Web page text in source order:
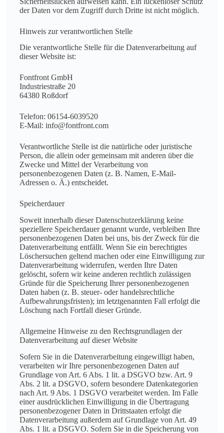
der Daten vor dem Zugriff durch Dritte ist nicht möglich.
Hinweis zur verantwortlichen Stelle
Die verantwortliche Stelle für die Datenverarbeitung auf
dieser Website ist:
Fontfront GmbH
Industriestraße 20
64380 Roßdorf
Telefon: 06154-6039520
E-Mail: info@fontfront.com
Verantwortliche Stelle ist die natürliche oder juristische
Person, die allein oder gemeinsam mit anderen über die
Zwecke und Mittel der Verarbeitung von
personenbezogenen Daten (z. B. Namen, E-Mail-
Adressen o. Ä.) entscheidet.
Speicherdauer
Soweit innerhalb dieser Datenschutzerklärung keine
speziellere Speicherdauer genannt wurde, verbleiben Ihre
personenbezogenen Daten bei uns, bis der Zweck für die
Datenverarbeitung entfällt. Wenn Sie ein berechtigtes
Löschersuchen geltend machen oder eine Einwilligung zur
Datenverarbeitung widerrufen, werden Ihre Daten
gelöscht, sofern wir keine anderen rechtlich zulässigen
Gründe für die Speicherung Ihrer personenbezogenen
Daten haben (z. B. steuer- oder handelsrechtliche
Aufbewahrungsfristen); im letztgenannten Fall erfolgt die
Löschung nach Fortfall dieser Gründe.
Allgemeine Hinweise zu den Rechtsgrundlagen der
Datenverarbeitung auf dieser Website
Sofern Sie in die Datenverarbeitung eingewilligt haben,
verarbeiten wir Ihre personenbezogenen Daten auf
Grundlage von Art. 6 Abs. 1 lit. a DSGVO bzw. Art. 9
Abs. 2 lit. a DSGVO, sofern besondere Datenkategorien
nach Art. 9 Abs. 1 DSGVO verarbeitet werden. Im Falle
einer ausdrücklichen Einwilligung in die Übertragung
personenbezogener Daten in Drittstaaten erfolgt die
Datenverarbeitung außerdem auf Grundlage von Art. 49
Abs. 1 lit. a DSGVO. Sofern Sie in die Speicherung von